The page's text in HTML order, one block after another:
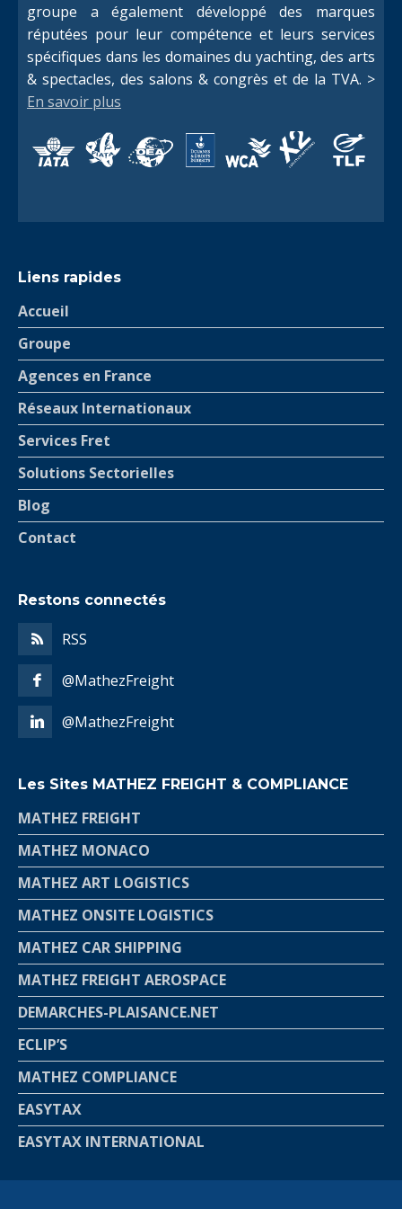
groupe a également développé des marques
réputées pour leur compétence et leurs services
spécifiques dans les domaines du yachting, des arts
& spectacles, des salons & congrès et de la TVA. >
En savoir plus
Liens rapides
Accueil
Groupe
Agences en France
Réseaux Internationaux
Services Fret
Solutions Sectorielles
Blog
Contact
Restons connectés
RSS
@MathezFreight
@MathezFreight
Les Sites MATHEZ FREIGHT & COMPLIANCE
MATHEZ FREIGHT
MATHEZ MONACO
MATHEZ ART LOGISTICS
MATHEZ ONSITE LOGISTICS
MATHEZ CAR SHIPPING
MATHEZ FREIGHT AEROSPACE
DEMARCHES-PLAISANCE.NET
ECLIP’S
MATHEZ COMPLIANCE
EASYTAX
EASYTAX INTERNATIONAL